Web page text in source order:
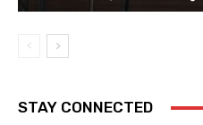
STAY CONNECTED